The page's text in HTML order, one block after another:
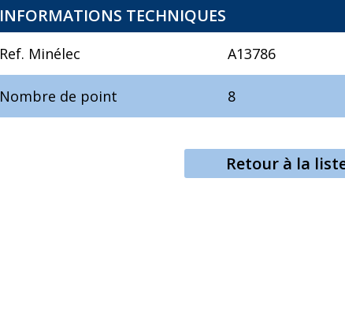
INFORMATIONS TECHNIQUES
Ref. Minélec A13786
Nombre de point 8
Retour à la